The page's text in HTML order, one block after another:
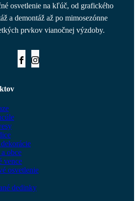
osvetlenie na kľúč, od grafického
a demontáž až po mimosezónne
prvkov vianočnej výzdoby.
obce
vence
osvetlenie
dedinky